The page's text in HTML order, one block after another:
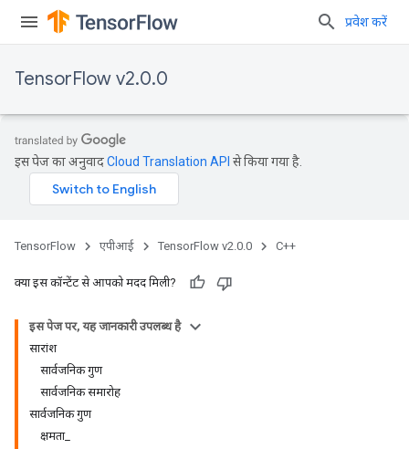
प्रवेश करें
TensorFlow v2.0.0
इस पेज का अनुवादCloud Translation API से किया गया है.
TensorFlow एपीआई TensorFlow v2.0.0 C++
क्या इस कॉन्टेंट से आपको मदद मिली?
इस पेज पर, यह जानकारी उपलब्ध है
सारांश
सार्वजनिक गुण
सार्वजनिक समारोह
सार्वजनिक गुण
क्षमता_